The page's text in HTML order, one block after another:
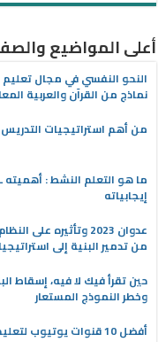
أعلى المواضيع
النحو النفسي في مجال تعليم
نماذج من القرآن والعربية
من أهم استراتيجيات التدريس
ما هو التعلم النشط : أهميته
إيجابياته
عدوان 2023 وتأثيره
من تدمير البنية إلى
حين تقرأ فيك لا فيه، إسقاط
وخطر النموذج المستعار
أفضل 10 قنوات يوتيوب لتعليم اللغة العربية للأطفال